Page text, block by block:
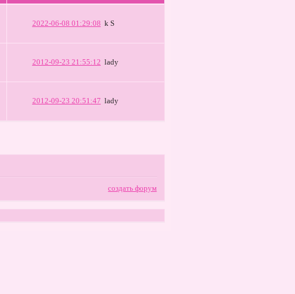
2022-06-08 01:29:08 k S
2012-09-23 21:55:12 lady
2012-09-23 20:51:47 lady
создать форум